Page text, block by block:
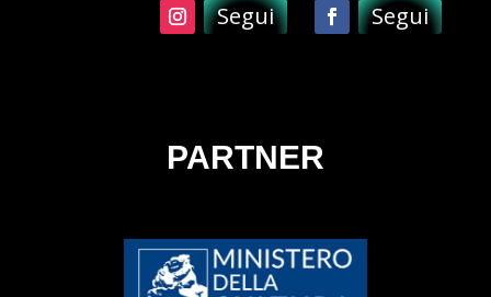
Segui Segui
PARTNER